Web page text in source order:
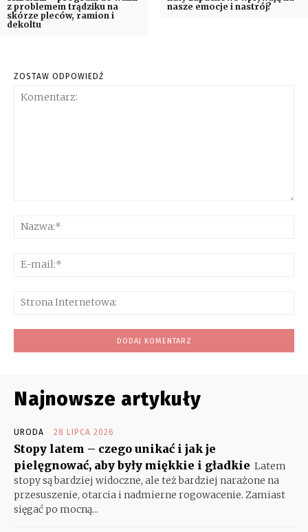
z problemem trądziku na
skórze pleców, ramion i
dekoltu
nasze emocje i nastrój?
ZOSTAW ODPOWIEDŹ
Najnowsze artykuły
URODA 28 LIPCA 2026
Stopy latem – czego unikać i jak je
pielęgnować, aby były miękkie i gładkie Latem
stopy są bardziej widoczne, ale też bardziej narażone na
przesuszenie, otarcia i nadmierne rogowacenie. Zamiast
sięgać po mocną...